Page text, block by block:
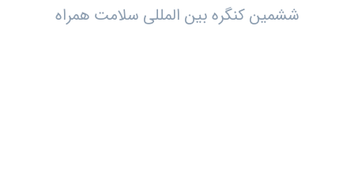
ششمین کنگره بین المللی سلامت همراه